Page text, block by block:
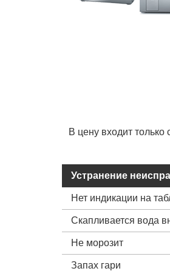
В цену входит
Устранение
Нет индикации на
Скапливается вода
Не морозит
Запах гари